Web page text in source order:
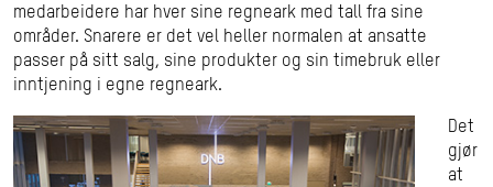
medarbeidere har hver sine regneark med tall fra sine
områder. Snarere er det vel heller normalen at ansatte
passer på sitt salg, sine produkter og sin timebruk eller
inntjening i egne regneark.
Det
gjør
at